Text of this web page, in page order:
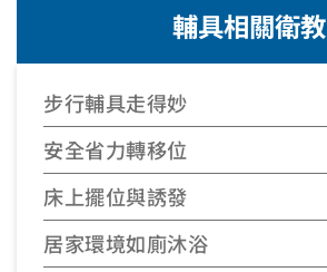
輔具相關衛教
步行輔具走得妙
安全省力轉移位
床上擺位與誘發
居家環境如廁沐浴